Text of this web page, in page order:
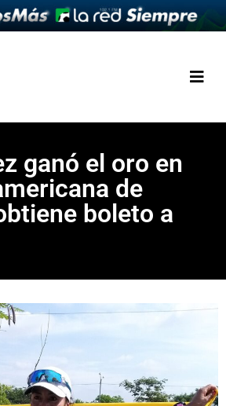
ganó el oro en
de
boleto a